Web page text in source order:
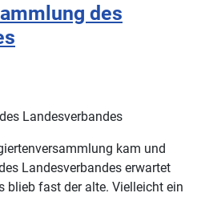
des
Landesverbandes
kam und
Landesverbandes erwartet
blieb fast der alte. Vielleicht ein